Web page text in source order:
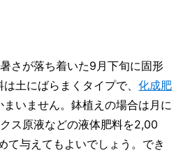
さが落ち着いた9月下旬に固形
土にばらまくタイプで、化成肥
いません。鉢植えの場合は月に
ス原液などの液体肥料を2,00
て与えてもよいでしょう。でき